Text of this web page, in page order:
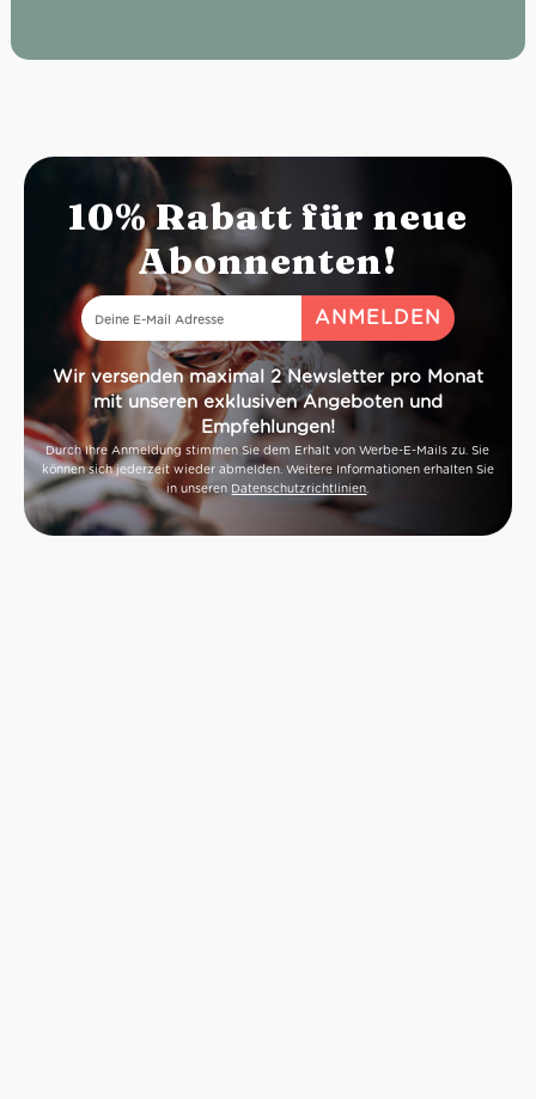
10% Rabatt für neue
Abonnenten!
Wir versenden maximal 2 Newsletter pro Monat
mit unseren exklusiven Angeboten und
Empfehlungen!
Durch Ihre Anmeldung stimmen Sie dem Erhalt von Werbe-E-Mails zu. Sie
können sich jederzeit wieder abmelden. Weitere Informationen erhalten Sie
in unseren Datenschutzrichtlinien